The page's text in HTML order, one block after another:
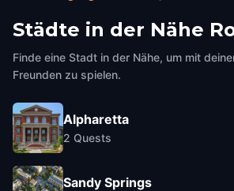
Städte in der Nähe
Finde eine Stadt in der Nähe, um mit
Freunden zu spielen.
Alpharetta
2 Quests
Sandy Springs